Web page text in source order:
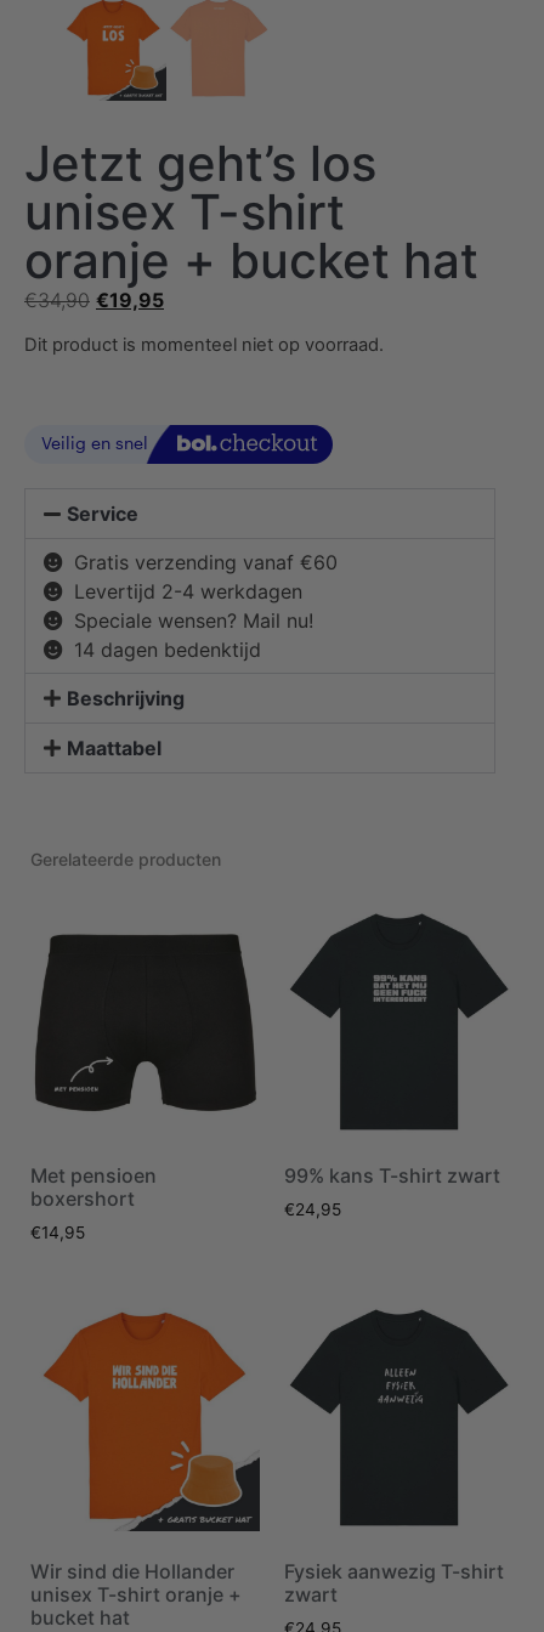
Jetzt geht’s los
unisex T-shirt
oranje + bucket hat
€34,90 €19,95
Dit product is momenteel niet op voorraad.
Service
Gratis verzending vanaf €60
Levertijd 2-4 werkdagen
Speciale wensen? Mail nu!
14 dagen bedenktijd
Beschrijving
Maattabel
Gerelateerde producten
Met pensioen
boxershort
€14,95
99% kans T-shirt zwart
€24,95
Wir sind die Hollander
unisex T-shirt oranje +
bucket hat
Fysiek aanwezig T-shirt
zwart
€24,95